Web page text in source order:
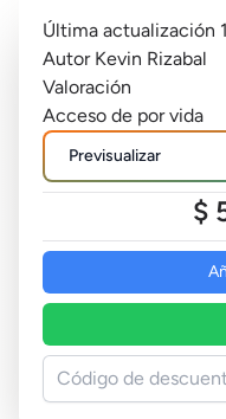
Última actualización
Autor Kevin Rizabal
Valoración
Acceso de por vida
Previsualizar
$